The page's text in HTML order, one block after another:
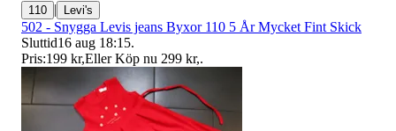
110 | Levi's
502 - Snygga Levis jeans Byxor 110 5 År Mycket Fint Skick
Sluttid16 aug 18:15.
Pris:199 kr,Eller Köp nu 299 kr,.